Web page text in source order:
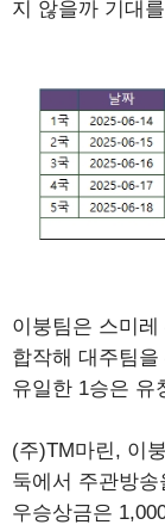
지 않을까 기대
이붕팀은 스미
합작해 대주팀
유일한 1승은 유
(주)TM마린, 이
둑에서 주관방
우승상금은